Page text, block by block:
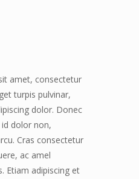
amet, consectetur
turpis pulvinar,
dolor. Donec
dolor non,
Cras consectetur
ac amel
Etiam adipiscing et